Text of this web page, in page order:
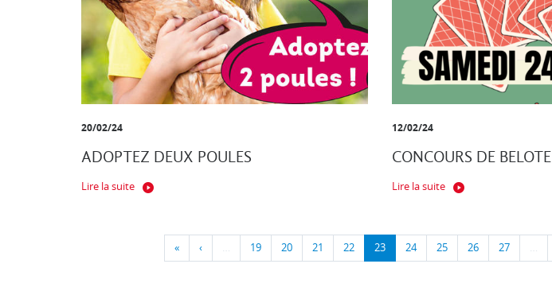
20/02/24
ADOPTEZ DEUX POULES
Lire la suite
12/02/24
CONCOURS DE BELOTE
Lire la suite
« ‹ … 19 20 21 22 23 24 25 26 27 …